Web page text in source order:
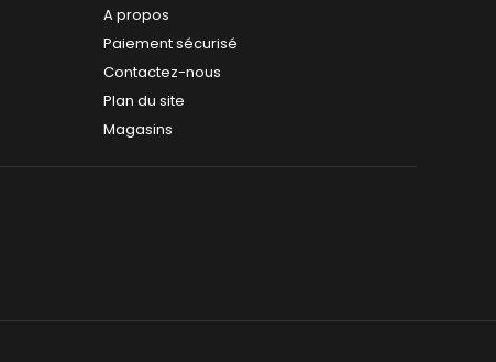
A propos
Paiement sécurisé
Contactez-nous
Plan du site
Magasins